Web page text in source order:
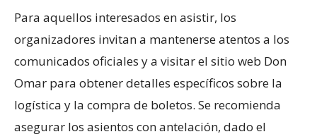
Para aquellos interesados en asistir, los
organizadores invitan a mantenerse atentos a los
comunicados oficiales y a visitar el sitio web Don
Omar para obtener detalles específicos sobre la
logística y la compra de boletos. Se recomienda
asegurar los asientos con antelación, dado el